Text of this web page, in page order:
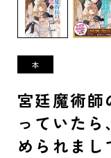
宮廷魔術師
っていた
められまし